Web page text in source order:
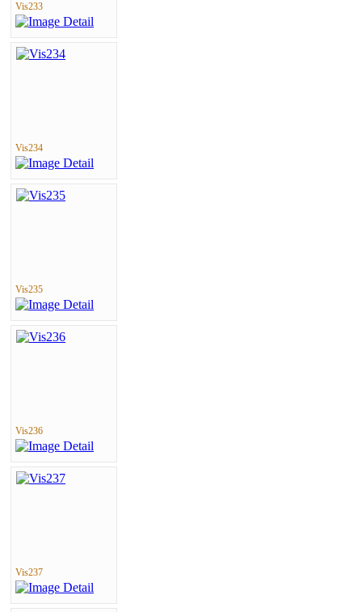
Vis233
Vis234
Vis235
Vis236
Vis237